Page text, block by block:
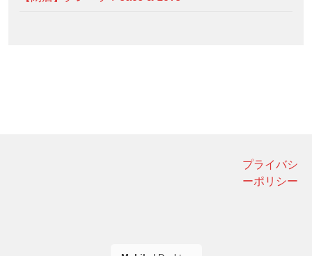
プライバシ
ーポリシー